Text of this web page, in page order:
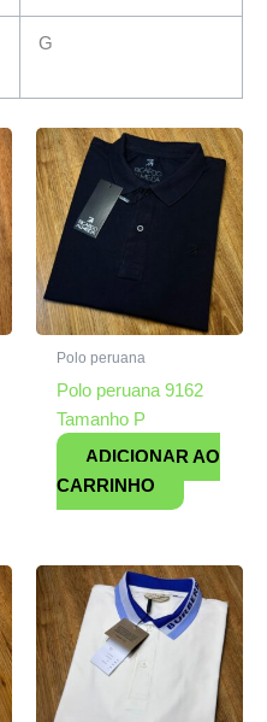
G
Polo peruana
Polo peruana 9162
Tamanho P
ADICIONAR AO
CARRINHO